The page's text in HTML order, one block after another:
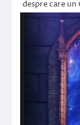
despre care un